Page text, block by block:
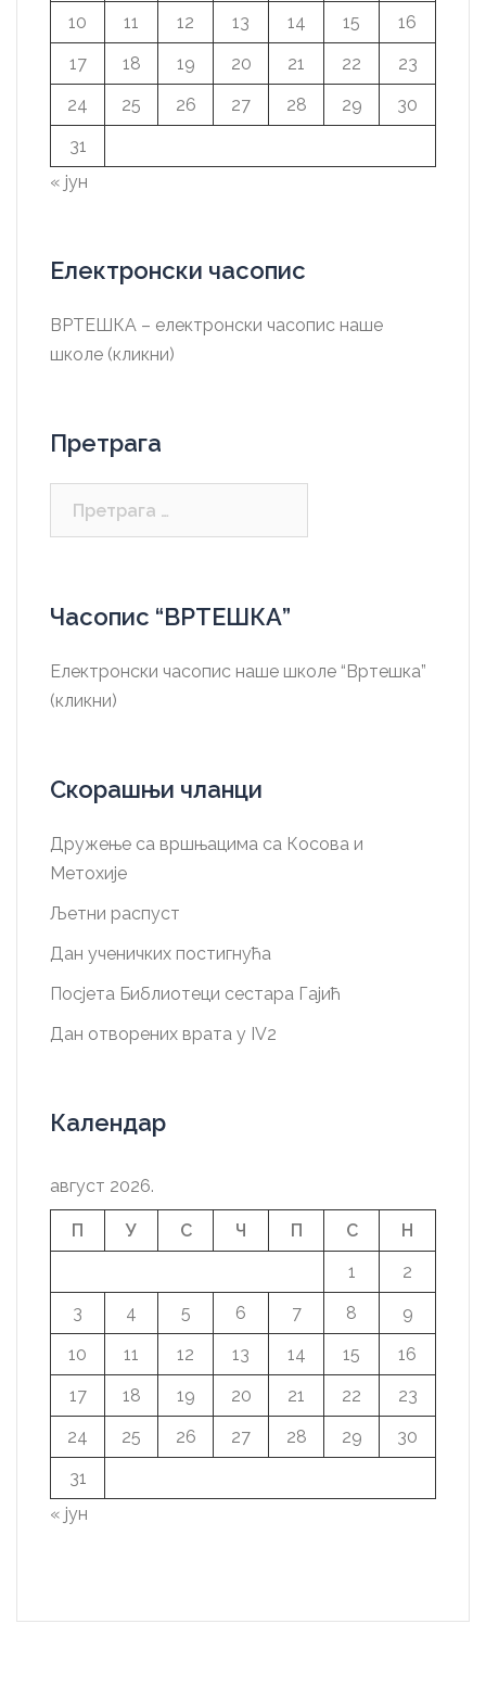
10
11 12 13 14 15
16
17
18 19 20 21 22
23
24
25 26 27 28 29
30
31
« јун
Електронски часопис
ВРТЕШКА – електронски часопис наше
школе (кликни)
Претрага
Часопис “ВРТЕШКА”
Електронски часопис наше школе “Вртешка”
(кликни)
Скорашњи чланци
Дружење са вршњацима са Косова и
Метохије
Љетни распуст
Дан ученичких постигнућа
Посјета Библиотеци сестара Гајић
Дан отворених врата у IV2
Календар
август 2026.
П У С Ч П С
Н
1
2
3
4 5 6 7 8
9
10
11 12 13 14 15
16
17
18 19 20 21 22
23
24
25 26 27 28 29
30
31
« јун